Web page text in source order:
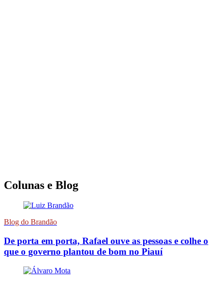
Colunas e Blog
Blog do Brandão
De porta em porta, Rafael ouve as pessoas e colhe o
que o governo plantou de bom no Piauí